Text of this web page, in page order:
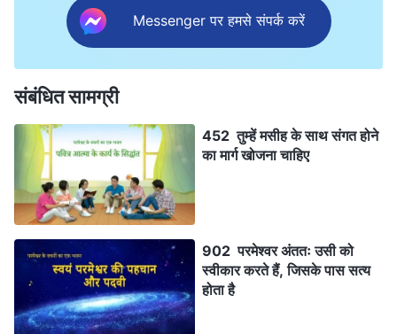
Messenger पर हमसे संपर्क करें
संबंधित सामग्री
452 तुम्हें मसीह के साथ संगत होने
का मार्ग खोजना चाहिए
902 परमेश्वर अंततः उसी को
स्वीकार करते हैं, जिसके पास सत्य
होता है